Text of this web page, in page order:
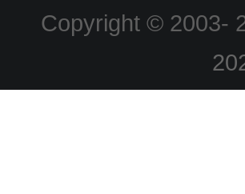
Copyright © 2003-